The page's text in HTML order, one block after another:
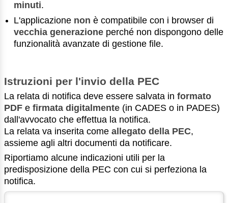
minuti.
L'applicazione non è compatibile con i browser di
vecchia generazione perché non dispongono delle
funzionalità avanzate di gestione file.
Istruzioni per l'invio della PEC
La relata di notifica deve essere salvata in formato
PDF e firmata digitalmente (in CADES o in PADES)
dall'avvocato che effettua la notifica.
La relata va inserita come allegato della PEC,
assieme agli altri documenti da notificare.
Riportiamo alcune indicazioni utili per la
predisposizione della PEC con cui si perfeziona la
notifica.